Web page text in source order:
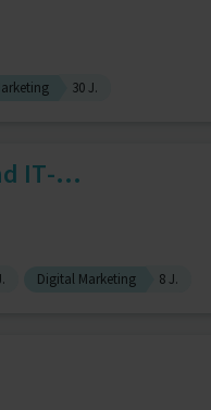
30 J.
IT-...
Digital Marketing 8 J.